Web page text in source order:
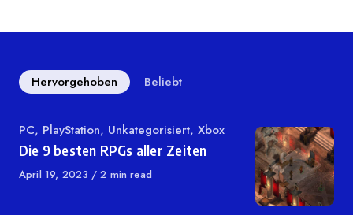
Hervorgehoben Beliebt
Kategorie
PC, PlayStation, Unkategorisiert, Xbox
Die 9 besten RPGs aller Zeiten
Veröffentlicht
April 19, 2023 2 min read